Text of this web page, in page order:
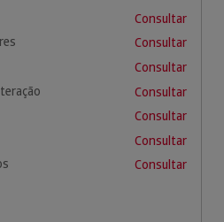
Consultar
Consultar
Consultar
Consultar
Consultar
Consultar
Consultar